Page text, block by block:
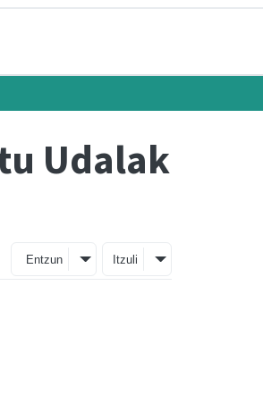
Udalak
Entzun Itzuli